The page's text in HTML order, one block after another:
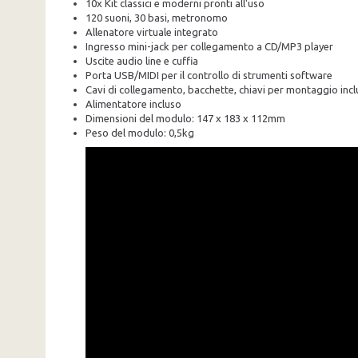
10x Kit classici e moderni pronti all'uso
120 suoni, 30 basi, metronomo
Allenatore virtuale integrato
Ingresso mini-jack per collegamento a CD/MP3 player
Uscite audio line e cuffia
Porta USB/MIDI per il controllo di strumenti software
Cavi di collegamento, bacchette, chiavi per montaggio
Alimentatore incluso
Dimensioni del modulo: 147 x 183 x 112mm
Peso del modulo: 0,5kg